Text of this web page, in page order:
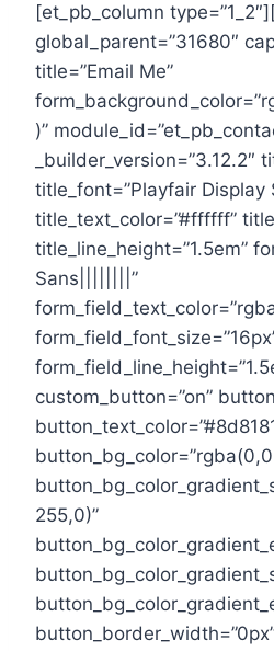
[et_pb_column
global_parent=”31680″
title=”Email Me”
)”
_builder_version=”3.12.2″
title_font=”Playfair
title_text_color=”#ffffff”
title_line_height=”1.5em”
Sans||||||||”
custom_button=”on”
255,0)”